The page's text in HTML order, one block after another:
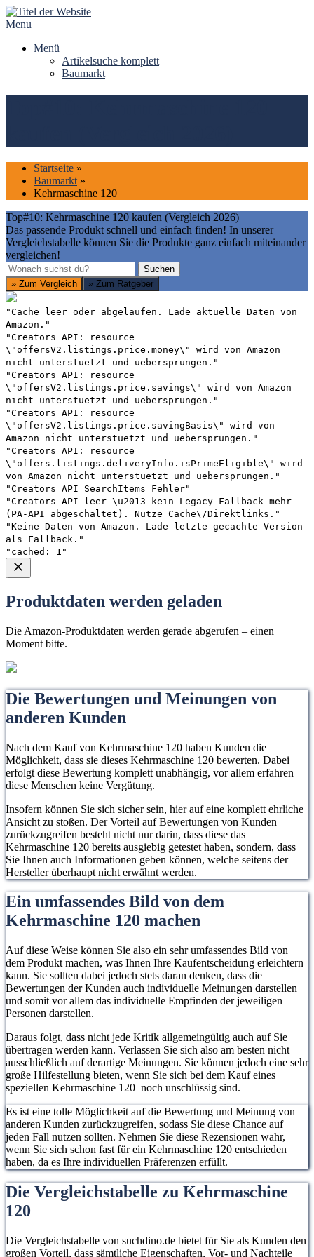
Skip
to
Menu
Menü
Artikelsuche komplett
Baumarkt
Startseite »
Baumarkt »
Kehrmaschine 120
Top#10: Kehrmaschine 120 kaufen (Vergleich 2026)
Das passende Produkt schnell und einfach finden! In unserer
Vergleichstabelle können Sie die Produkte ganz einfach miteinander
vergleichen!
Suchen
Suchen
» Zum Vergleich
» Zum Ratgeber
"Cache leer oder abgelaufen. Lade aktuelle Daten von
Amazon."
"Creators API: resource
\"offersV2.listings.price.money\" wird von Amazon
nicht unterstuetzt und uebersprungen."
"Creators API: resource
\"offersV2.listings.price.savings\" wird von Amazon
nicht unterstuetzt und uebersprungen."
"Creators API: resource
\"offersV2.listings.price.savingBasis\" wird von
Amazon nicht unterstuetzt und uebersprungen."
"Creators API: resource
\"offers.listings.deliveryInfo.isPrimeEligible\" wird
von Amazon nicht unterstuetzt und uebersprungen."
"Creators API SearchItems Fehler"
"Creators API leer \u2013 kein Legacy-Fallback mehr
(PA-API abgeschaltet). Nutze Cache\/Direktlinks."
"Keine Daten von Amazon. Lade letzte gecachte Version
als Fallback."
"cached: 1"
Produktdaten werden geladen
Die Amazon-Produktdaten werden gerade abgerufen – einen
Moment bitte.
Die Bewertungen und Meinungen von
anderen Kunden
Nach dem Kauf von Kehrmaschine 120 haben Kunden die
Möglichkeit, dass sie dieses Kehrmaschine 120 bewerten. Dabei
erfolgt diese Bewertung komplett unabhängig, vor allem erfahren
diese Menschen keine Vergütung.
Insofern können Sie sich sicher sein, hier auf eine komplett ehrliche
Ansicht zu stoßen. Der Vorteil auf Bewertungen von Kunden
zurückzugreifen besteht nicht nur darin, dass diese das
Kehrmaschine 120 bereits ausgiebig getestet haben, sondern, dass
Sie Ihnen auch Informationen geben können, welche seitens der
Hersteller überhaupt nicht erwähnt werden.
Ein umfassendes Bild von dem
Kehrmaschine 120 machen
Auf diese Weise können Sie also ein sehr umfassendes Bild von
dem Produkt machen, was Ihnen Ihre Kaufentscheidung erleichtern
kann. Sie sollten dabei jedoch stets daran denken, dass die
Bewertungen der Kunden auch individuelle Meinungen darstellen
und somit vor allem das individuelle Empfinden der jeweiligen
Personen darstellen.
Daraus folgt, dass nicht jede Kritik allgemeingültig auch auf Sie
übertragen werden kann. Verlassen Sie sich also am besten nicht
ausschließlich auf derartige Meinungen. Sie können jedoch eine sehr
große Hilfestellung bieten, wenn Sie sich bei dem Kauf eines
speziellen Kehrmaschine 120 noch unschlüssig sind.
Es ist eine tolle Möglichkeit auf die Bewertung und Meinung von
anderen Kunden zurückzugreifen, sodass Sie diese Chance auf
jeden Fall nutzen sollten. Nehmen Sie diese Rezensionen wahr,
wenn Sie sich schon fast für ein Kehrmaschine 120 entschieden
haben, da es Ihre individuellen Präferenzen erfüllt.
Die Vergleichstabelle zu Kehrmaschine
120
Die Vergleichstabelle von suchdino.de bietet für Sie als Kunden den
großen Vorteil, dass sämtliche Eigenschaften, Vor- und Nachteile